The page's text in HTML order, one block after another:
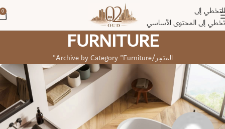
التخطي إلى
تخطي إلى المحتوى الأساسي
0
FURNITURE
المتجر Archive by Category "Furniture"